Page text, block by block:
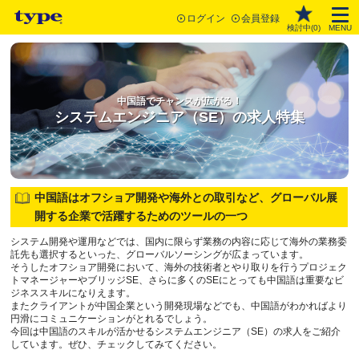
ログイン 会員登録
検討中(0) MENU
中国語でチャンスが広がる！
システムエンジニア（SE）の求人特集
中国語はオフショア開発や海外との取引など、グローバル展
開する企業で活躍するためのツールの一つ
システム開発や運用などでは、国内に限らず業務の内容に応じて海外の業務委
託先も選択するといった、グローバルソーシングが広まっています。
そうしたオフショア開発において、海外の技術者とやり取りを行うプロジェク
トマネージャーやブリッジSE、さらに多くのSEにとっても中国語は重要なビ
ジネススキルになりえます。
またクライアントが中国企業という開発現場などでも、中国語がわかればより
円滑にコミュニケーションがとれるでしょう。
今回は中国語のスキルが活かせるシステムエンジニア（SE）の求人をご紹介
しています。ぜひ、チェックしてみてください。